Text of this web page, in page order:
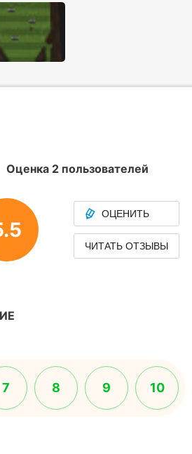
Оценка 2 пользователей
ОЦЕНИТЬ
ЧИТАТЬ ОТЗЫВЫ
7 8 9 10